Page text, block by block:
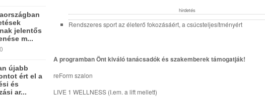
hirdetés
Rendszeres sport az életerő fokozásáért, a csúcsteljesítményért
A programban Önt kiváló tanácsadók és szakemberek támogatják!
reForm szalon
LIVE 1 WELLNESS (I.em. a lift mellett)
jelentős
m...
újabb
ért el a
és
ar...